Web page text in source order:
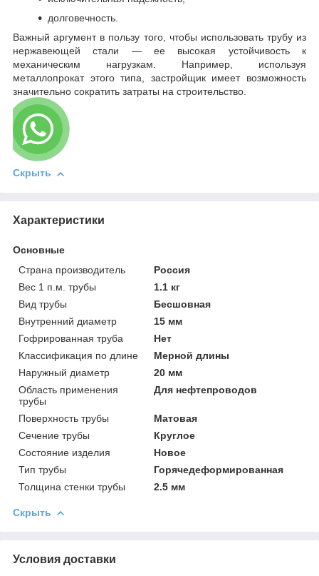
долговечность.
Важный аргумент в пользу того, чтобы использовать трубу из
нержавеющей стали — ее высокая устойчивость к
механическим нагрузкам. Например, используя
металлопрокат этого типа, застройщик имеет возможность
значительно сократить затраты на строительство.
Скрыть
Характеристики
Основные
Страна производитель
Россия
Вес 1 п.м. трубы
1.1 кг
Вид трубы
Бесшовная
Внутренний диаметр
15 мм
Гофрированная труба
Нет
Классификация по длине
Мерной длины
Наружный диаметр
20 мм
Область применения
трубы
Для нефтепроводов
Поверхность трубы
Матовая
Сечение трубы
Круглое
Состояние изделия
Новое
Тип трубы
Горячедеформированная
Толщина стенки трубы
2.5 мм
Скрыть
Условия доставки